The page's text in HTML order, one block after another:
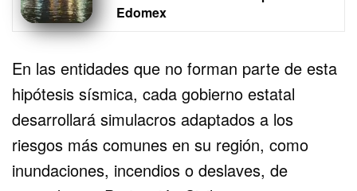
Edomex
En las entidades que no forman parte de esta
hipótesis sísmica, cada gobierno estatal
desarrollará simulacros adaptados a los
riesgos más comunes en su región, como
inundaciones, incendios o deslaves, de